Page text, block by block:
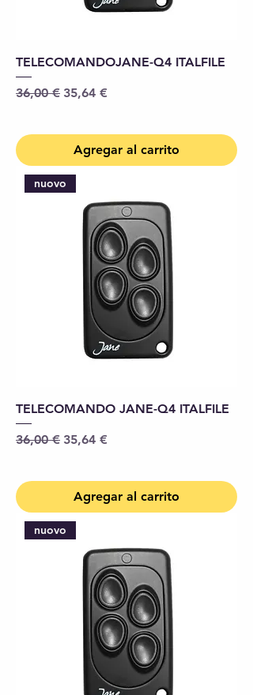
TELECOMANDOJANE-Q4 ITALFILE
Precio
36,00 € Precio de oferta
35,64 €
Agregar al carrito
nuovo
TELECOMANDO JANE-Q4 ITALFILE
Precio
36,00 € Precio de oferta
35,64 €
Agregar al carrito
nuovo